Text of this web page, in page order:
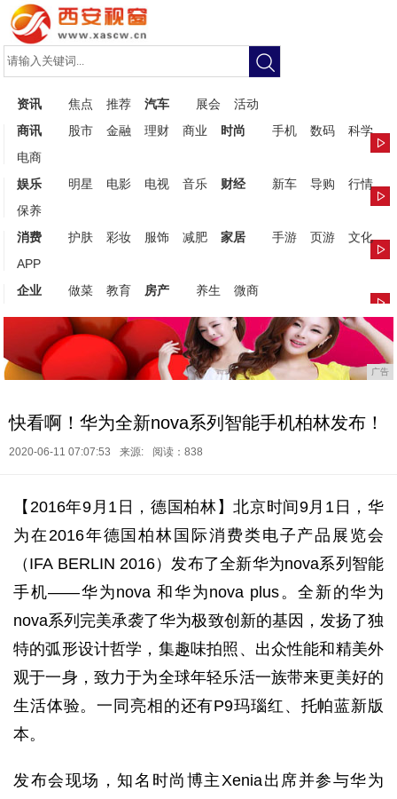
资讯 焦点 推荐 汽车 展会
活动
商讯
股市 金融 理财 商业 时尚 手机 数码
科学
电商
娱乐
明星 电影 电视 音乐 财经 新车 导购
行情
保养
消费
护肤 彩妆 服饰 减肥 家居 手游 页游
文化
APP
企业
做菜 教育 房产 养生 微商
广告
快看啊！华为全新nova系列智能手机柏林发布！
2020-06-11 07:07:53 来源: 阅读：838
【2016年9月1日，德国柏林】北京时间9月1日，华
为在2016年德国柏林国际消费类电子产品展览会
（IFA BERLIN 2016）发布了全新华为nova系列智能
手机——华为nova 和华为nova plus。全新的华为
nova系列完美承袭了华为极致创新的基因，发扬了独
特的弧形设计哲学，集趣味拍照、出众性能和精美外
观于一身，致力于为全球年轻乐活一族带来更美好的
生活体验。一同亮相的还有P9玛瑙红、托帕蓝新版
本。
发布会现场，知名时尚博主Xenia出席并参与华为